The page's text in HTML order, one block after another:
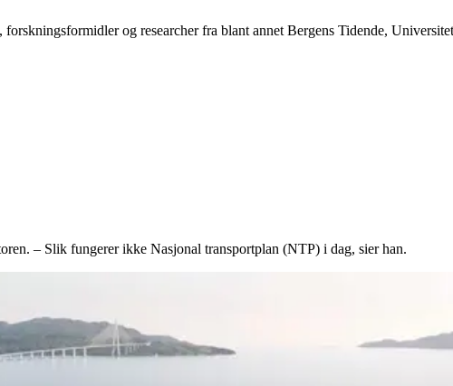
og researcher fra blant annet Bergens Tidende,
– Slik fungerer ikke Nasjonal transportplan (NTP) i dag, sier han.